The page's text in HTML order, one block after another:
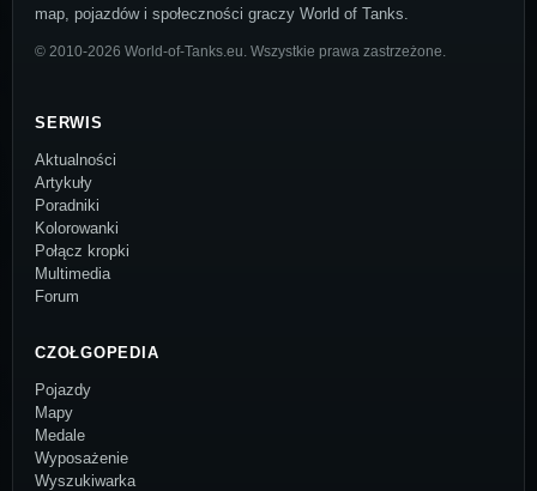
map, pojazdów i społeczności graczy World of Tanks.
© 2010-2026 World-of-Tanks.eu. Wszystkie prawa zastrzeżone.
SERWIS
Aktualności
Artykuły
Poradniki
Kolorowanki
Połącz kropki
Multimedia
Forum
CZOŁGOPEDIA
Pojazdy
Mapy
Medale
Wyposażenie
Wyszukiwarka